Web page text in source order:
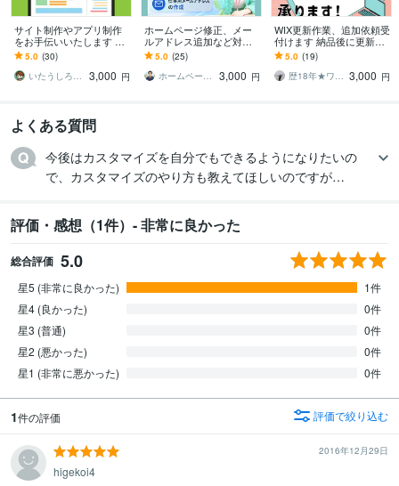
サイト制作やアプリ制作
をお手伝いいたします デ
ザイン・コーディング・
プログラミングの悩み事
相談ください！
5.0 (30)
いたうしろ｜Desigh ＆ Web
3,000 円
ホームページ修正、メー
ルアドレス追加など対応
します メンテナンス、カ
スタマイズなど気軽にご
相談ください
5.0 (25)
ホームページ作成塾
3,000 円
WIX更新作業、追加依頼受
付けます 納品後に更新や
追加作業が必要になった
方必見！
5.0 (19)
歴18年★ワンズライフデザイン 3,000 円
よくある質問
今後はカスタマイズを自分でもできるようになりたいの
で、カスタマイズのやり方も教えてほしいのですが…
評価・感想（1件）- 非常に良かった
総合評価 5.0
星5 (非常に良かった)
1件
星4 (良かった)
0件
星3 (普通)
0件
星2 (悪かった)
0件
星1 (非常に悪かった)
0件
1件の評価 評価で絞り込む
2016年12月29日
higekoi4